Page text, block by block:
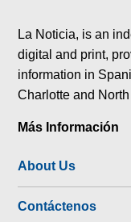
La Noticia, is an
digital and print,
information in
Charlotte and
Más Información
About Us
Contáctenos